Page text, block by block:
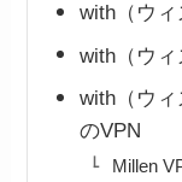
with（ウ
with（ウ
with（ウ
のVPN
Millen